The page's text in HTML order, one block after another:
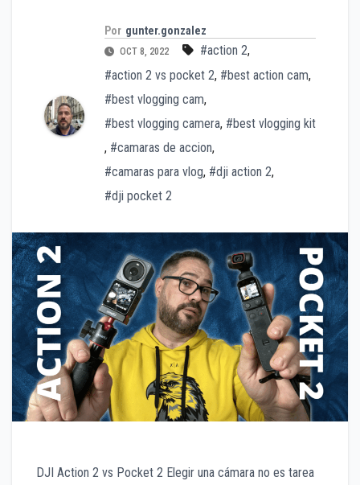
Por gunter.gonzalez
OCT 8, 2022 #action 2,
#action 2 vs pocket 2, #best action cam,
#best vlogging cam,
#best vlogging camera, #best vlogging kit
, #camaras de accion,
#camaras para vlog, #dji action 2,
#dji pocket 2
DJI Action 2 vs Pocket 2 Elegir una cámara no es tarea